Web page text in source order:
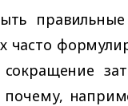
часто